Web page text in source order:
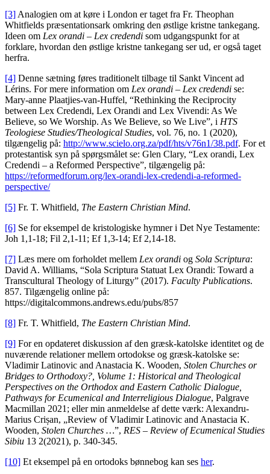
[3] Analogien om at køre i London er taget fra Fr. Theophan
Whitfields præsentationsark omkring den østlige kristne tankegang.
Ideen om Lex orandi – Lex credendi som udgangspunkt for at
forklare, hvordan den østlige kristne tankegang ser ud, er også taget
herfra.
[4] Denne sætning føres traditionelt tilbage til Sankt Vincent ad
Lérins. For mere information om Lex orandi – Lex credendi se:
Mary-anne Plaatjies-van-Huffel, “Rethinking the Reciprocity
between Lex Credendi, Lex Orandi and Lex Vivendi: As We
Believe, so We Worship. As We Believe, so We Live”, i HTS
Teologiese Studies/Theological Studies, vol. 76, no. 1 (2020),
tilgængelig på: http://www.scielo.org.za/pdf/hts/v76n1/38.pdf. For et
protestantisk syn på spørgsmålet se: Glen Clary, “Lex orandi, Lex
Credendi – a Reformed Perspective”, tilgængelig på:
https://reformedforum.org/lex-orandi-lex-credendi-a-reformed-
perspective/
[5] Fr. T. Whitfield, The Eastern Christian Mind.
[6] Se for eksempel de kristologiske hymner i Det Nye Testamente:
Joh 1,1-18; Fil 2,1-11; Ef 1,3-14; Ef 2,14-18.
[7] Læs mere om forholdet mellem Lex orandi og Sola Scriptura:
David A. Williams, “Sola Scriptura Statuat Lex Orandi: Toward a
Transcultural Theology of Liturgy” (2017). Faculty Publications.
857. Tilgængelig online på:
https://digitalcommons.andrews.edu/pubs/857
[8] Fr. T. Whitfield, The Eastern Christian Mind.
[9] For en opdateret diskussion af den græsk-katolske identitet og de
nuværende relationer mellem ortodokse og græsk-katolske se:
Vladimir Latinovic and Anastacia K. Wooden, Stolen Churches or
Bridges to Orthodoxy?, Volume 1: Historical and Theological
Perspectives on the Orthodox and Eastern Catholic Dialogue,
Pathways for Ecumenical and Interreligious Dialogue, Palgrave
Macmillan 2021; eller min anmeldelse af dette værk: Alexandru-
Marius Crișan, „Review of Vladimir Latinovic and Anastacia K.
Wooden, Stolen Churches …”, RES – Review of Ecumenical Studies
Sibiu 13 2(2021), p. 340-345.
[10] Et eksempel på en ortodoks bønnebog kan ses her.